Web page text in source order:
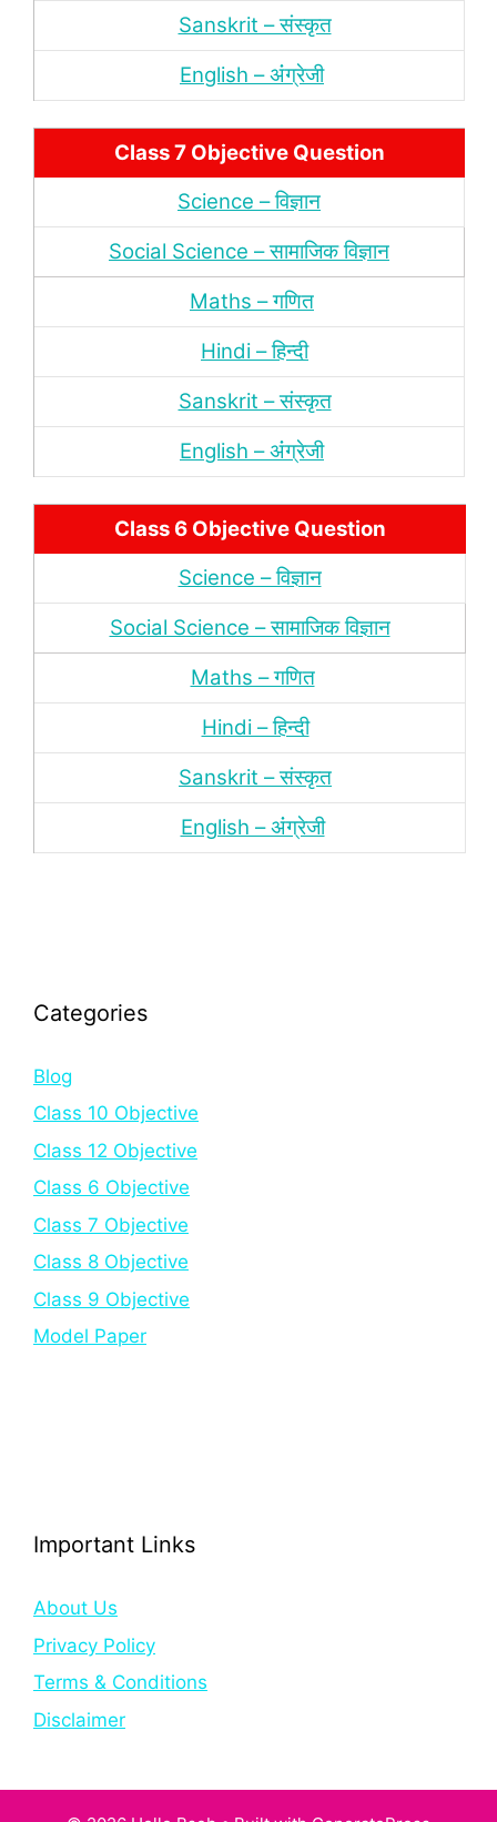
Sanskrit – संस्‍कृत
English – अंंग्रेजी
Class 7 Objective Question
Science – विज्ञान
Social Science – सामाजिक विज्ञान
Maths – गणित
Hindi – हिन्‍दी
Sanskrit – संस्‍कृत
English – अंंग्रेजी
Class 6 Objective Question
Science – विज्ञान
Social Science – सामाजिक विज्ञान
Maths – गणित
Hindi – हिन्‍दी
Sanskrit – संस्‍कृत
English – अंंग्रेजी
Categories
Blog
Class 10 Objective
Class 12 Objective
Class 6 Objective
Class 7 Objective
Class 8 Objective
Class 9 Objective
Model Paper
Important Links
About Us
Privacy Policy
Terms & Conditions
Disclaimer